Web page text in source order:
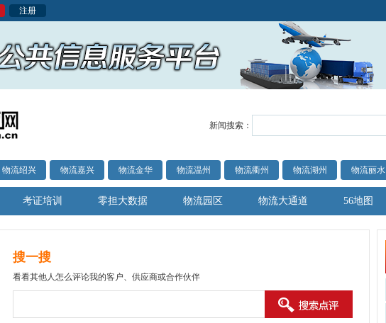
注册
新闻搜索：
物流绍兴 物流嘉兴 物流金华 物流温州 物流衢州 物流湖州 物流丽水
考证培训 零担大数据 物流园区 物流大通道 56地图
搜一搜
看看其他人怎么评论我的客户、供应商或合作伙伴